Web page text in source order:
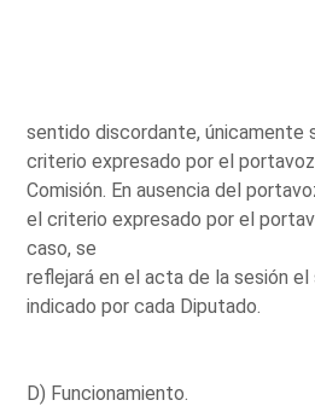
sentido discordante, únicamente
criterio expresado por el
Comisión. En ausencia del
el criterio expresado por el
caso, se
reflejará en el acta de la sesión
indicado por cada Diputado.
D) Funcionamiento.